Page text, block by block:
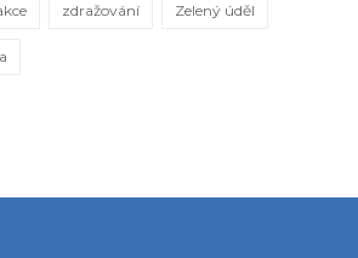
zdražování Zelený úděl